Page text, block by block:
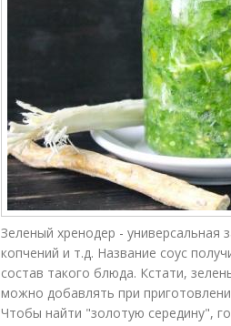
Зеленый хренодер -
копчений и т.д. Название соус
состав такого блюда. Кстати,
можно добавлять при
Чтобы найти "золотую середину",